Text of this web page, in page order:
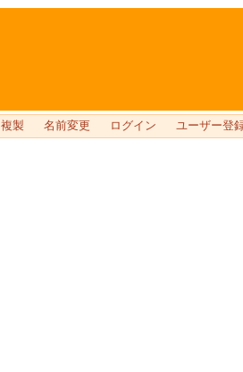
複製 名前変更 ログイン ユーザー登